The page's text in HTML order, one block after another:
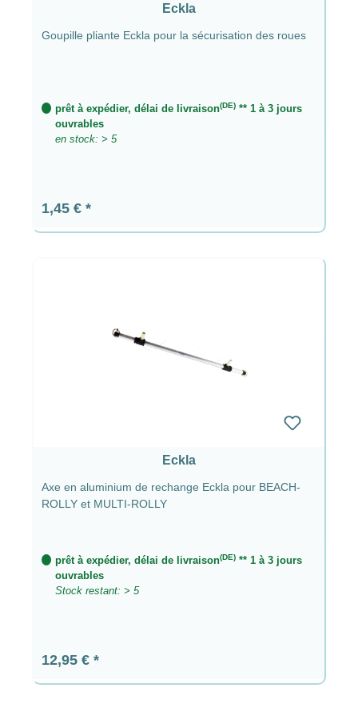
Eckla
Goupille pliante Eckla pour la sécurisation des roues
prêt à expédier, délai de livraison(DE) ** 1 à 3 jours
ouvrables
en stock: > 5
Prix régulier :
1,45 €
Eckla
Axe en aluminium de rechange Eckla pour BEACH-
ROLLY et MULTI-ROLLY
prêt à expédier, délai de livraison(DE) ** 1 à 3 jours
ouvrables
Stock restant: > 5
Prix régulier :
12,95 €